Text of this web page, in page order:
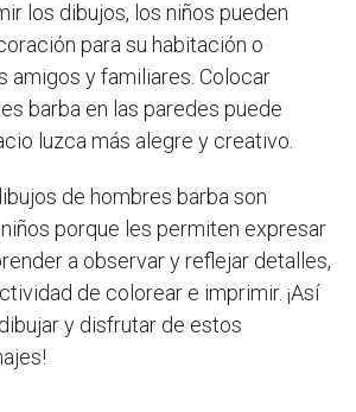
los dibujos, los niños pueden
para su habitación o
amigos y familiares. Colocar
barba en las paredes puede
luzca más alegre y creativo.
de hombres barba son
porque les permiten expresar
a observar y reflejar detalles,
de colorear e imprimir. ¡Así
y disfrutar de estos